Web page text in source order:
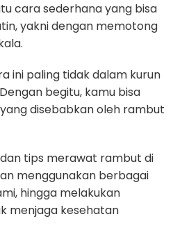
cara sederhana yang bisa
yakni dengan memotong
ini paling tidak dalam kurun
begitu, kamu bisa
disebabkan oleh rambut
tips merawat rambut di
menggunakan berbagai
hingga melakukan
menjaga kesehatan